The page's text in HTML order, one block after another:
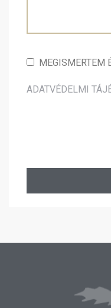
MEGISMERTEM
ADATVÉDELMI